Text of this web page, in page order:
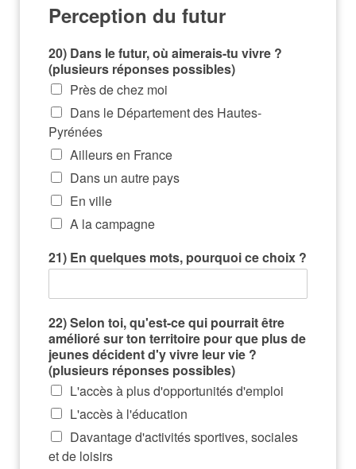
Perception du futur
20) Dans le futur, où aimerais-tu vivre ?
(plusieurs réponses possibles)
Près de chez moi
Dans le Département des Hautes-
Pyrénées
Ailleurs en France
Dans un autre pays
En ville
A la campagne
21) En quelques mots, pourquoi ce choix ?
22) Selon toi, qu'est-ce qui pourrait être
amélioré sur ton territoire pour que plus de
jeunes décident d'y vivre leur vie ?
(plusieurs réponses possibles)
L'accès à plus d'opportunités d'emploi
L'accès à l'éducation
Davantage d'activités sportives, sociales
et de loisirs